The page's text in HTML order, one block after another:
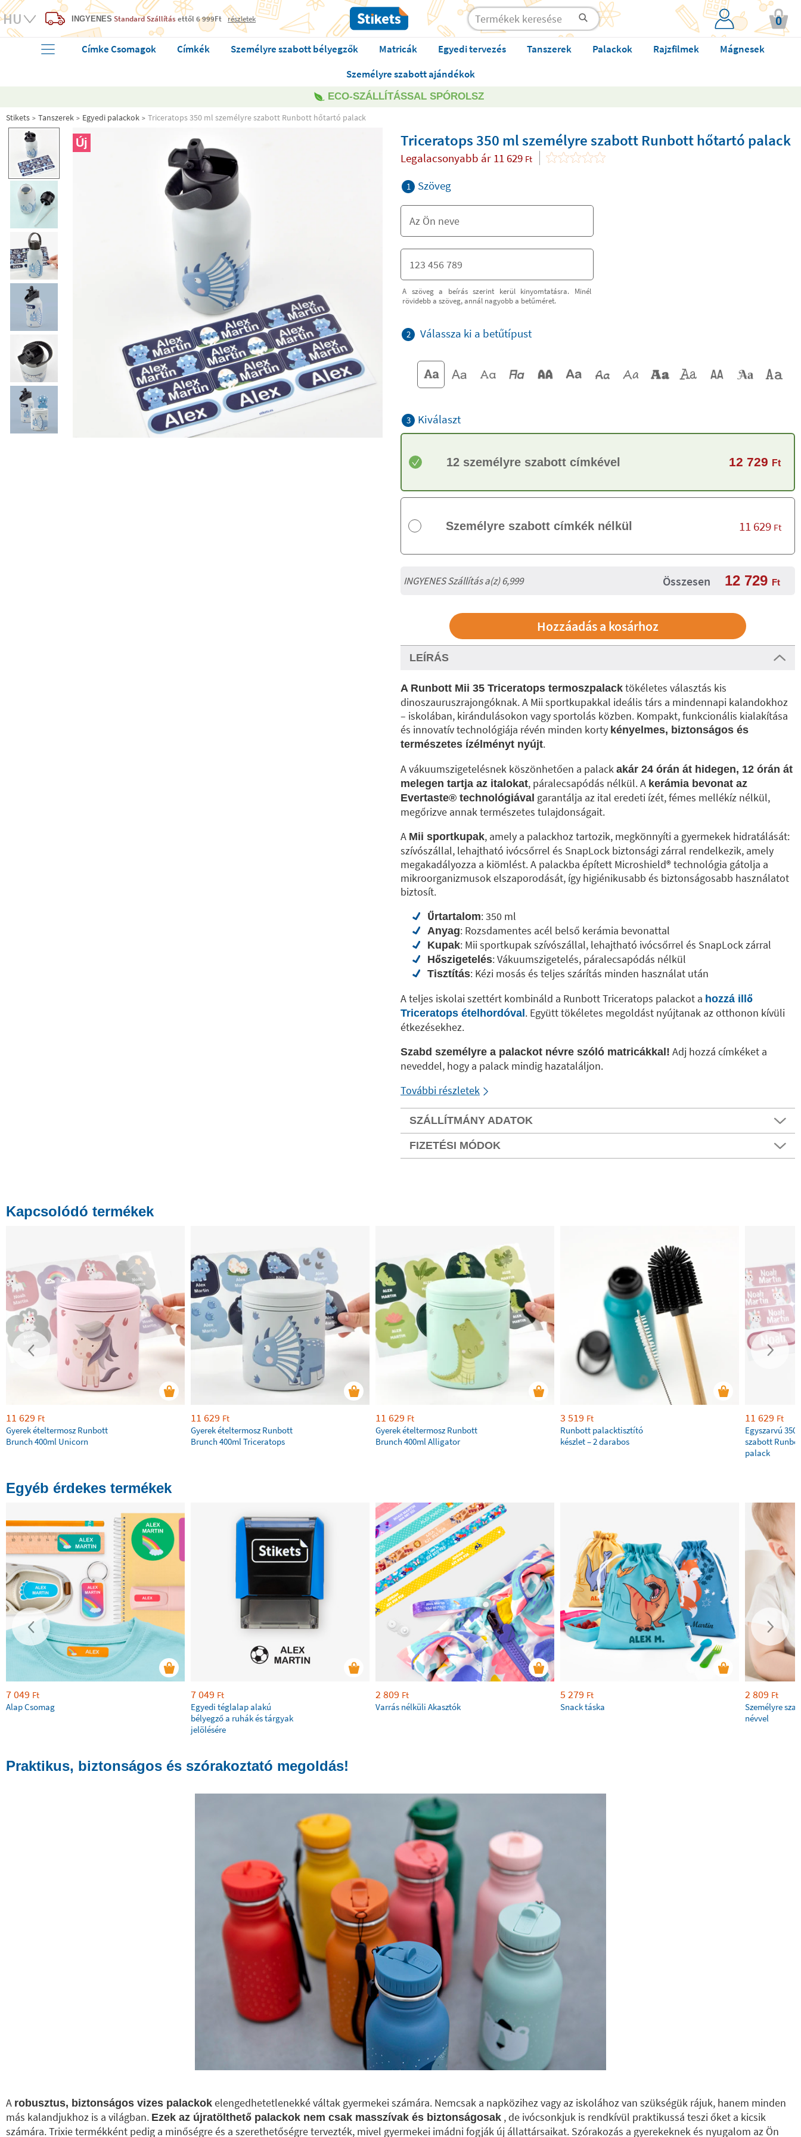
INGYENES Standard Szállításettől 6 999Ft részletek 0
Címke Csomagok Címkék Személyre szabott bélyegzők Matricák Egyedi tervezés Tanszerek Palackok Rajzfilmek
Mágnesek
Személyre szabott ajándékok
ECO-SZÁLLÍTÁSSAL SPÓROLSZ
Stikets Tanszerek Egyedi palackok Triceratops 350 ml személyre szabott Runbott hőtartó palack
Új Triceratops 350 ml személyre szabott Runbott hőtartó palack
Legalacsonyabb ár 11 629 Ft
1 Szöveg
A szöveg a beírás szerint kerül kinyomtatásra. Minél
rövidebb a szöveg, annál nagyobb a betűméret.
2 Válassza ki a betűtípust
3 Kiválaszt
12 személyre szabott címkével 12 729 Ft
Személyre szabott címkék nélkül 11 629 Ft
INGYENES Szállítás a(z) 6,999 Összesen 12 729 Ft
LEÍRÁS
A Runbott Mii 35 Triceratops termoszpalack tökéletes választás kis
dinoszauruszrajongóknak. A Mii sportkupakkal ideális társ a mindennapi kalandokhoz
– iskolában, kirándulásokon vagy sportolás közben. Kompakt, funkcionális kialakítása
és innovatív technológiája révén minden korty kényelmes, biztonságos és
természetes ízélményt nyújt.
A vákuumszigetelésnek köszönhetően a palack akár 24 órán át hidegen, 12 órán át
melegen tartja az italokat, páralecsapódás nélkül. A kerámia bevonat az
Evertaste®️ technológiával garantálja az ital eredeti ízét, fémes mellékíz nélkül,
megőrizve annak természetes tulajdonságait.
A Mii sportkupak, amely a palackhoz tartozik, megkönnyíti a gyermekek hidratálását:
szívószállal, lehajtható ivócsőrrel és SnapLock biztonsági zárral rendelkezik, amely
megakadályozza a kiömlést. A palackba épített Microshield®️ technológia gátolja a
mikroorganizmusok elszaporodását, így higiénikusabb és biztonságosabb használatot
biztosít.
Űrtartalom: 350 ml
Anyag: Rozsdamentes acél belső kerámia bevonattal
Kupak: Mii sportkupak szívószállal, lehajtható ivócsőrrel és SnapLock zárral
Hőszigetelés: Vákuumszigetelés, páralecsapódás nélkül
Tisztítás: Kézi mosás és teljes szárítás minden használat után
A teljes iskolai szettért kombináld a Runbott Triceratops palackot a hozzá illő
Triceratops ételhordóval . Együtt tökéletes megoldást nyújtanak az otthonon kívüli
étkezésekhez.
Szabd személyre a palackot névre szóló matricákkal! Adj hozzá címkéket a
neveddel, hogy a palack mindig hazataláljon.
További részletek
SZÁLLÍTMÁNY ADATOK
FIZETÉSI MÓDOK
Kapcsolódó termékek
11 629 Ft
Gyerek ételtermosz Runbott
Brunch 400ml Unicorn
11 629 Ft
Gyerek ételtermosz Runbott
Brunch 400ml Triceratops
11 629 Ft
Gyerek ételtermosz Runbott
Brunch 400ml Alligator
3 519 Ft
Runbott palacktisztító
készlet – 2 darabos
11 629 Ft
Egyszarvú 350
szabott
palack
Egyéb érdekes termékek
7 049 Ft
Alap Csomag
7 049 Ft
Egyedi téglalap alakú
bélyegző a ruhák és tárgyak
jelölésére
2 809 Ft
Varrás nélküli Akasztók
5 279 Ft
Snack táska
2 809 Ft
Személyre
névvel
Praktikus, biztonságos és szórakoztató megoldás!
A robusztus, biztonságos vizes palackok elengedhetetlenekké váltak gyermekei számára. Nemcsak a napközihez vagy az iskolához van szükségük rájuk, hanem minden
más kalandjukhoz is a világban. Ezek az újratölthető palackok nem csak masszívak és biztonságosak , de ivócsonkjuk is rendkívül praktikussá teszi őket a kicsik
számára. Trixie termékként pedig a minőségre és a szerethetőségre tervezték, mivel gyermekei imádni fogják új állattársaikat. Szórakozás a gyerekeknek és nyugalom az Ön